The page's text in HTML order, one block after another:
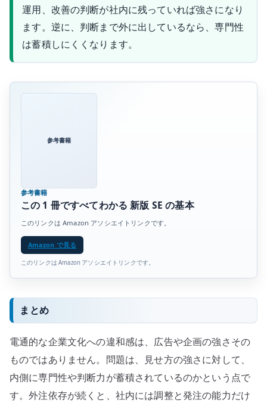
運用、改善の判断が社内に残っていれば強さになり
ます。逆に、判断まで外に出しているなら、専門性
は蓄積しにくくなります。
参考書籍
参考書籍
この 1 冊ですべてわかる 新版 SE の基本
このリンクは Amazon アソシエイトリンクです。
Amazon で見る
このリンクは Amazon アソシエイトリンクです。
まとめ
電通的な企業文化への違和感は、広告や企画の強さその
ものではありません。問題は、見せ方の強さに対して、
内側に専門性や判断力が蓄積されているのかという点で
す。外注依存が続くと、社内には調整と発注の能力だけ